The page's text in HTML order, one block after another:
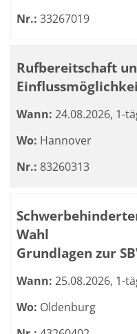
Nr.: 33267019
Rufbereitschaft
Wann: 24.08.2026, 1-
Wo: Hannover
Nr.: 83260313
Wahl
Grundlagen zur
Wann: 25.08.2026, 1-
Wo: Oldenburg